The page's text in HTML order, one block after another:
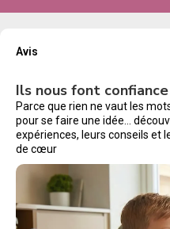
Avis
Ils nous font confiance
Parce que rien ne vaut les
pour se faire une idée…
expériences, leurs conseils et
de cœur